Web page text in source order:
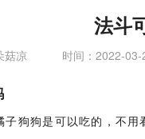
法斗
菇凉 时间：2022-03-
子狗狗是可以吃的，不